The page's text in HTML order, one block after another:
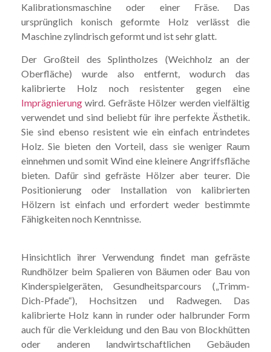
Kalibrationsmaschine oder einer Fräse. Das
ursprünglich konisch geformte Holz verlässt die
Maschine zylindrisch geformt und ist sehr glatt.
Der Großteil des Splintholzes (Weichholz an der
Oberfläche) wurde also entfernt, wodurch das
kalibrierte Holz noch resistenter gegen eine
Imprägnierungwird. Gefräste Hölzer werden vielfältig
verwendet und sind beliebt für ihre perfekte Ästhetik.
Sie sind ebenso resistent wie ein einfach entrindetes
Holz. Sie bieten den Vorteil, dass sie weniger Raum
einnehmen und somit Wind eine kleinere Angriffsfläche
bieten. Dafür sind gefräste Hölzer aber teurer. Die
Positionierung oder Installation von kalibrierten
Hölzern ist einfach und erfordert weder bestimmte
Fähigkeiten noch Kenntnisse.
Hinsichtlich ihrer Verwendung findet man gefräste
Rundhölzer beim Spalieren von Bäumen oder Bau von
Kinderspielgeräten, Gesundheitsparcours („Trimm-
Dich-Pfade“), Hochsitzen und Radwegen. Das
kalibrierte Holz kann in runder oder halbrunder Form
auch für die Verkleidung und den Bau von Blockhütten
oder anderen landwirtschaftlichen Gebäuden